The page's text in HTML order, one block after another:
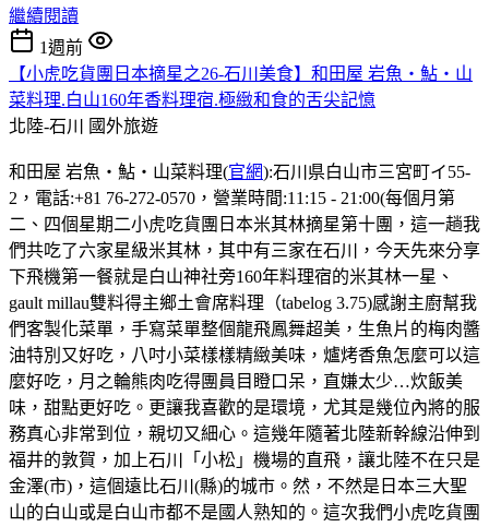
繼續閱讀
1週前
【小虎吃貨團日本摘星之26-石川美食】和田屋 岩魚・鮎・山
菜料理.白山160年香料理宿.極緻和食的舌尖記憶
北陸-石川
國外旅遊
和田屋 岩魚・鮎・山菜料理(官網):石川県白山市三宮町イ55-
2，電話:+81 76-272-0570，營業時間:11:15 - 21:00(每個月第
二、四個星期二小虎吃貨團日本米其林摘星第十團，這一趟我
們共吃了六家星級米其林，其中有三家在石川，今天先來分享
下飛機第一餐就是白山神社旁160年料理宿的米其林一星、
gault millau雙料得主鄉土會席料理（tabelog 3.75)感謝主廚幫我
們客製化菜單，手寫菜單整個龍飛鳳舞超美，生魚片的梅肉醬
油特別又好吃，八吋小菜樣樣精緻美味，爐烤香魚怎麼可以這
麼好吃，月之輪熊肉吃得團員目瞪口呆，直嫌太少…炊飯美
味，甜點更好吃。更讓我喜歡的是環境，尤其是幾位內將的服
務真心非常到位，親切又細心。這幾年隨著北陸新幹線沿伸到
福井的敦賀，加上石川「小松」機場的直飛，讓北陸不在只是
金澤(市)，這個遠比石川(縣)的城市。然，不然是日本三大聖
山的白山或是白山市都不是國人熟知的。這次我們小虎吃貨團